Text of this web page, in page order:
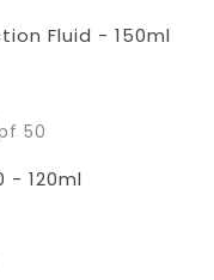
Fluid - 150ml
- 120ml